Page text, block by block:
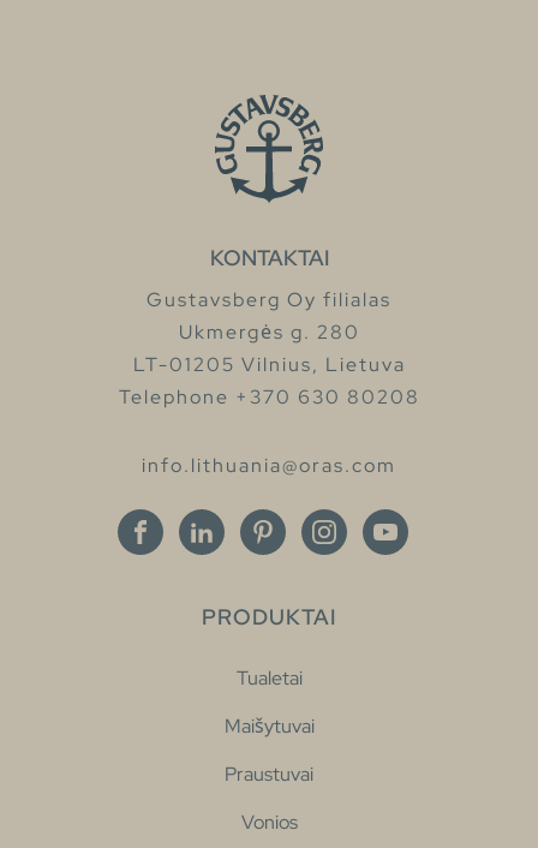
KONTAKTAI
Gustavsberg Oy filialas
Ukmergės g. 280
LT-01205 Vilnius, Lietuva
Telephone +370 630 80208
info.lithuania@oras.com
PRODUKTAI
Tualetai
Maišytuvai
Praustuvai
Vonios